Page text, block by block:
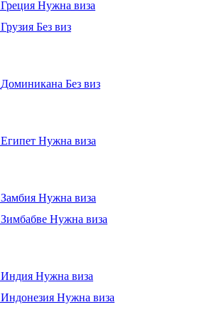
Греция Нужна виза
Грузия Без виз
Доминикана Без виз
Египет Нужна виза
Замбия Нужна виза
Зимбабве Нужна виза
Индия Нужна виза
Индонезия Нужна виза